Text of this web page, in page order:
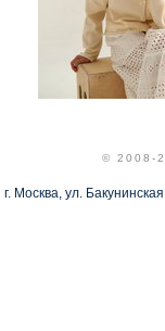
© 2008-
г. Москва, ул.